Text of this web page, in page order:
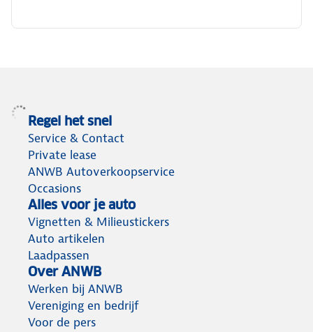
Regel het snel
Service & Contact
Private lease
ANWB Autoverkoopservice
Occasions
Alles voor je auto
Vignetten & Milieustickers
Auto artikelen
Laadpassen
Over ANWB
Werken bij ANWB
Vereniging en bedrijf
Voor de pers